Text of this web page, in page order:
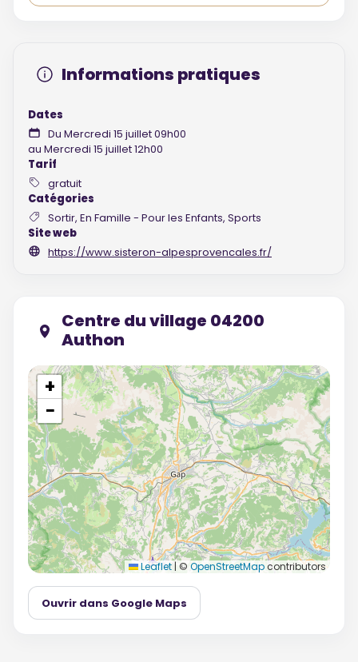
Informations pratiques
Dates
Du Mercredi 15 juillet 09h00
au Mercredi 15 juillet 12h00
Tarif
gratuit
Catégories
Sortir, En Famille - Pour les Enfants, Sports
Site web
https://www.sisteron-alpesprovencales.fr/
Centre du village 04200
Authon
+
−
Leaflet | © OpenStreetMapcontributors
Ouvrir dans Google Maps